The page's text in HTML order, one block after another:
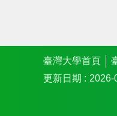
臺灣大學首頁
更新日期
2026-